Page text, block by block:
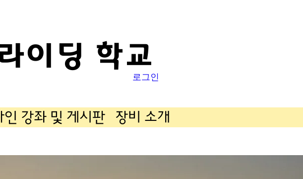
로그인
이딩 학교
인 강좌 및 게시판 장비 소개